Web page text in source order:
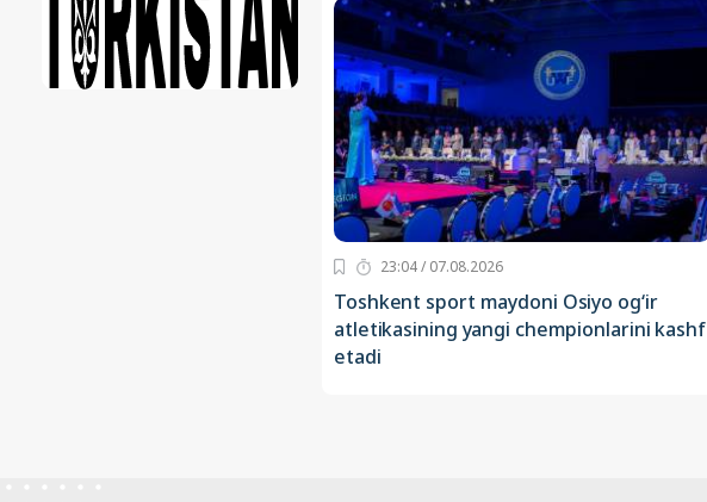
23:04 / 07.08.2026
Toshkent sport maydoni Osiyo og‘ir
atletikasining yangi chempionlarini kashf
etadi